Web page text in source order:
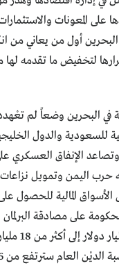
على المعونات
البحرين أول من يعاني من
لتخفيض ما تقدمه
في البحرين وضعاً لم
للسعودية والدول
الإنفاق العسكري
حرب اليمن وتمويل نزاعات
الأسواق المالية
على مصادقة
الديْن العام